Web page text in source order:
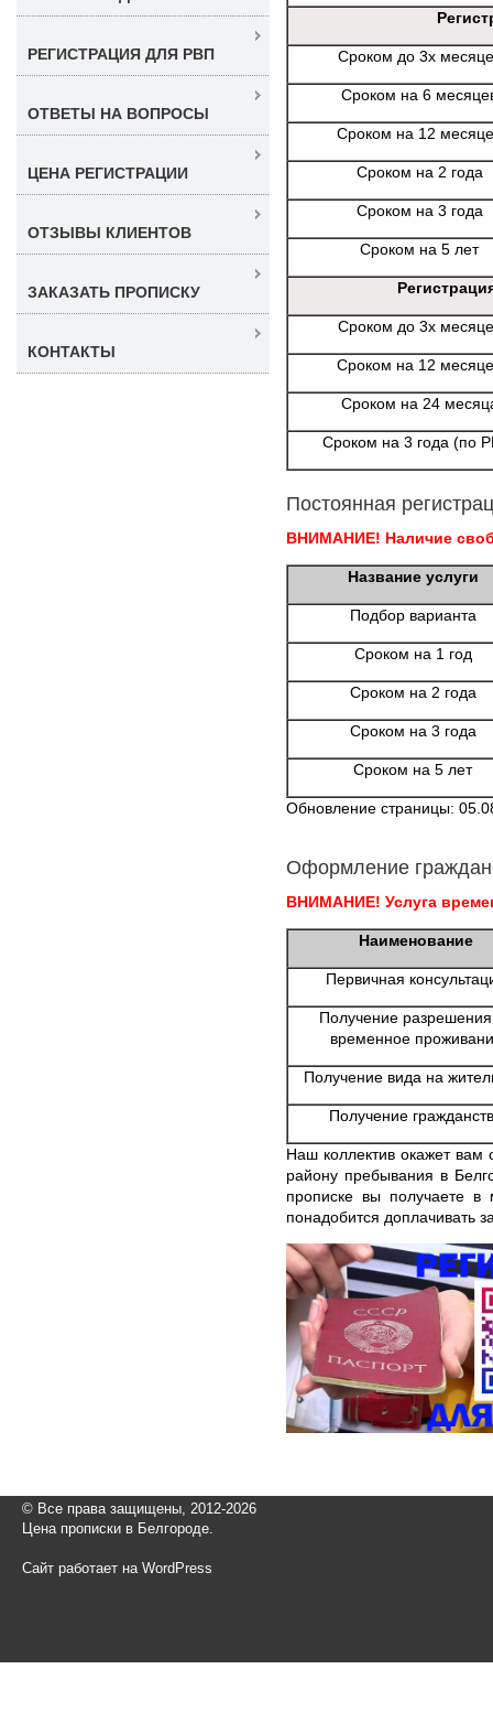
Сроком до 3х
Сроком на 6
Сроком на 12
Сроком на 2 года
Сроком на 3 года
Сроком на 5 лет
Сроком до 3х
Сроком на 12
Сроком на 24
Сроком на 3 года (по
Постоянная
ВНИМАНИЕ! Наличие
Название услуги
Подбор варианта
Сроком на 1 год
Сроком на 2 года
Сроком на 3 года
Сроком на 5 лет
Обновление страницы:
Оформление
ВНИМАНИЕ! Услуга
Наименование
Первичная
Получение
временное
Получение вида на
Получение
Наш коллектив окажет
району пребывания в
прописке вы получаете в
понадобится доплачивать
РЕГИСТРАЦИЯ ДЛЯ РВП
ОТВЕТЫ НА ВОПРОСЫ
ЦЕНА РЕГИСТРАЦИИ
ОТЗЫВЫ КЛИЕНТОВ
ЗАКАЗАТЬ ПРОПИСКУ
КОНТАКТЫ
© Все права защищены, 2012-2026
Цена прописки в Белгороде.
Сайт работает на WordPress